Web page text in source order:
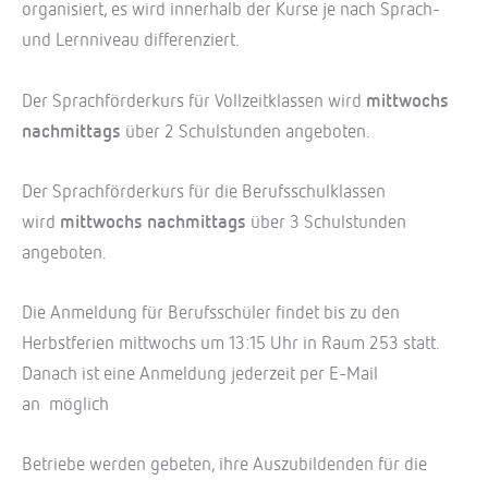
organisiert, es wird innerhalb der Kurse je nach Sprach-
und Lernniveau differenziert.
Der Sprachförderkurs für Vollzeitklassen wird mittwochs
nachmittags über 2 Schulstunden angeboten.
Der Sprachförderkurs für die Berufsschulklassen
wird mittwochs nachmittags über 3 Schulstunden
angeboten.
Die Anmeldung für Berufsschüler findet bis zu den
Herbstferien mittwochs um 13:15 Uhr in Raum 253 statt.
Danach ist eine Anmeldung jederzeit per E-Mail
an möglich
Betriebe werden gebeten, ihre Auszubildenden für die